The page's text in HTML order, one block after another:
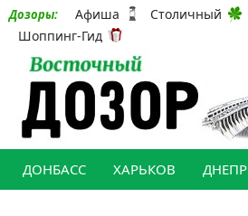
Дозоры: Афиша Столичный
Шоппинг-Гид
ДОНБАСС ХАРЬКОВ ДНЕПР